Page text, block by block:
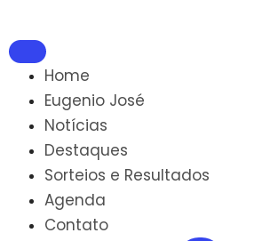
Home
Eugenio José
Notícias
Destaques
Sorteios e Resultados
Agenda
Contato